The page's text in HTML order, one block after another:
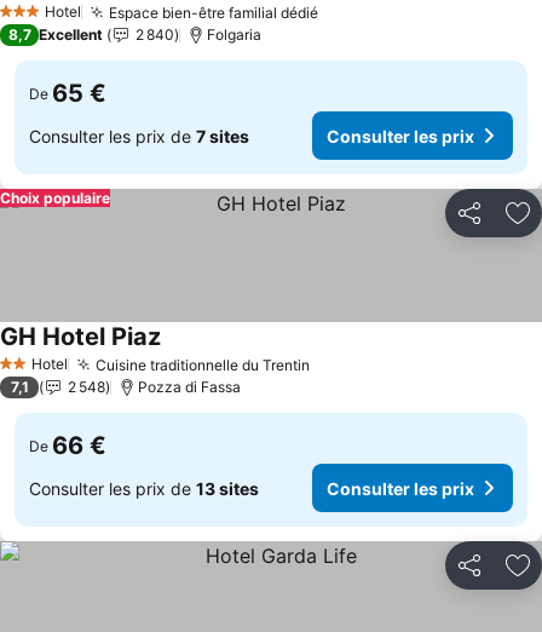
3 ÉtoilesHotel Espace bien-être familial dédiéConsulter les prix
8,7 Excellent 2 840 Folgaria
De 65 €
Consulter les prix de 7 sites Consulter les prix
Partager
Choix populaire
2 Étoiles
Hotel Cuisine traditionnelle du Trentin
GH Hotel PiazConsulter les prix
7,1 2 548 Pozza di Fassa
De 66 €
Consulter les prix de 13 sites Consulter les prix
Partager